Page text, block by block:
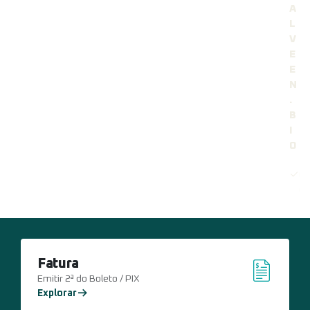
A
L
V
E
E
N
.
B
I
O
Fatura
Emitir 2ª do Boleto / PIX
Explorar